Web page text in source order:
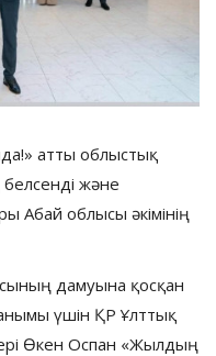
атты облыстық
белсенді және
Абай облысы әкімінің
дамуына қосқан
үшін ҚР Ұлттық
Өкен Оспан «Жылдың